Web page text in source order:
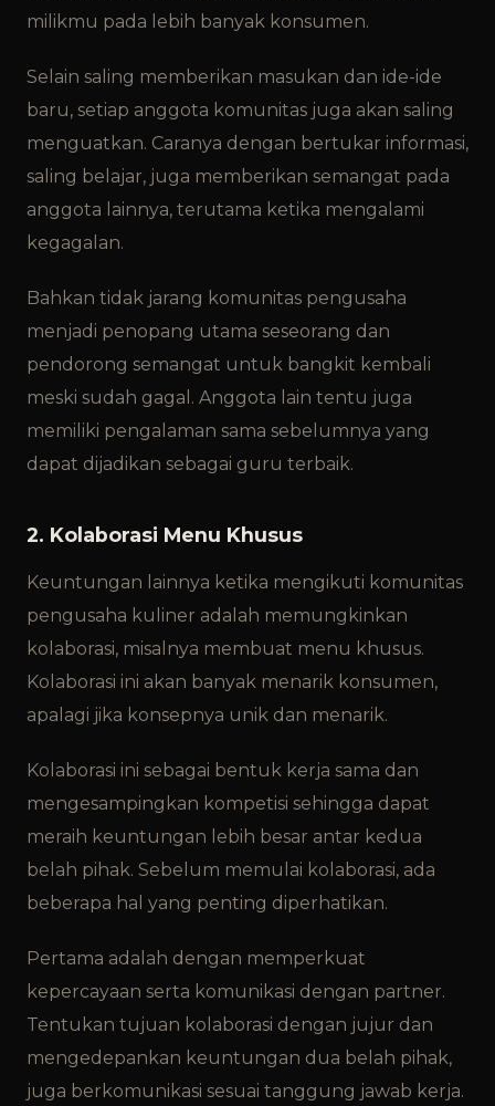
milikmu pada lebih banyak konsumen.
Selain saling memberikan masukan dan ide-ide
baru, setiap anggota komunitas juga akan saling
menguatkan. Caranya dengan bertukar informasi,
saling belajar, juga memberikan semangat pada
anggota lainnya, terutama ketika mengalami
kegagalan.
Bahkan tidak jarang komunitas pengusaha
menjadi penopang utama seseorang dan
pendorong semangat untuk bangkit kembali
meski sudah gagal. Anggota lain tentu juga
memiliki pengalaman sama sebelumnya yang
dapat dijadikan sebagai guru terbaik.
2. Kolaborasi Menu Khusus
Keuntungan lainnya ketika mengikuti komunitas
pengusaha kuliner adalah memungkinkan
kolaborasi, misalnya membuat menu khusus.
Kolaborasi ini akan banyak menarik konsumen,
apalagi jika konsepnya unik dan menarik.
Kolaborasi ini sebagai bentuk kerja sama dan
mengesampingkan kompetisi sehingga dapat
meraih keuntungan lebih besar antar kedua
belah pihak. Sebelum memulai kolaborasi, ada
beberapa hal yang penting diperhatikan.
Pertama adalah dengan memperkuat
kepercayaan serta komunikasi dengan partner.
Tentukan tujuan kolaborasi dengan jujur dan
mengedepankan keuntungan dua belah pihak,
juga berkomunikasi sesuai tanggung jawab kerja.